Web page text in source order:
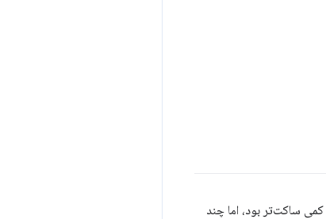
کمی ساکت‌تر بود، اما چند